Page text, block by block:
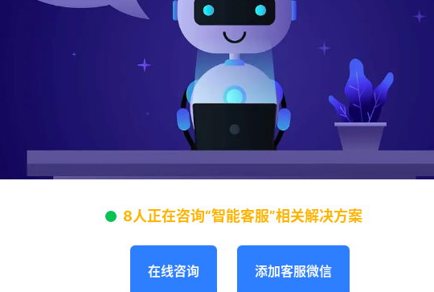
8人正在咨询“智能客服”相关解决方案
在线咨询 添加客服微信